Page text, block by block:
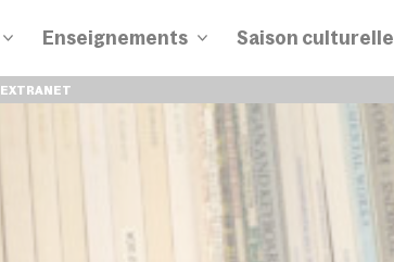
Enseignements Saison culturelle
EXTRANET